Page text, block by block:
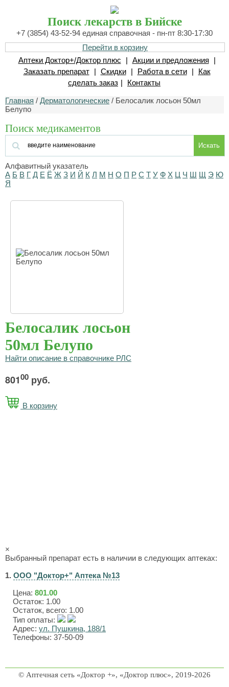
Поиск лекарств в Бийске
+7 (3854) 43-52-94 единая справочная - пн-пт 8:30-17:30
Перейти в корзину
Аптеки Доктор+/Доктор плюс
| Акции и предложения
|
Заказать препарат
| Скидки | Работа в сети |
Как
сделать заказ | Контакты
Главная / Дерматологические / Белосалик лосьон 50мл
Белупо
Поиск медикаментов
Искать
Алфавитный указатель
А Б В Г Д Е Ё Ж З И Й К Л М Н О П Р С Т У Ф Х Ц Ч Ш Щ Э Ю
Я
Белосалик лосьон
50мл Белупо
Найти описание в справочнике РЛС
80100 руб.
В корзину
×
Выбранный препарат есть в наличии в следующих аптеках:
1. ООО "Доктор+" Аптека №13
Цена: 801.00
Остаток: 1.00
Остаток, всего: 1.00
Тип оплаты:
Адрес: ул. Пушкина, 188/1
Телефоны: 37-50-09
© Аптечная сеть «Доктор +», «Доктор плюс», 2019-2026